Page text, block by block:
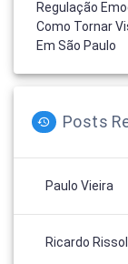
Regulação
Como Tornar
Em São Paulo
Posts
Paulo Vieira
Ricardo